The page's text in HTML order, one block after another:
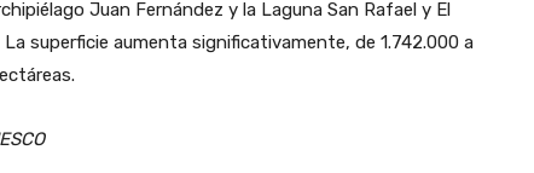
Juan Fernández y la Laguna San Rafael y El
La superficie aumenta significativamente, de 1.742.000 a